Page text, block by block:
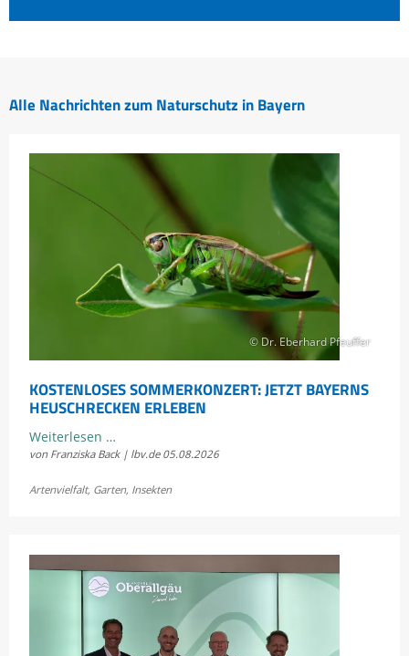
Alle Nachrichten zum Naturschutz in Bayern
© Dr. Eberhard Pfeuffer
KOSTENLOSES SOMMERKONZERT: JETZT BAYERNS
HEUSCHRECKEN ERLEBEN
Weiterlesen …
Sommerkonzert:
Bayerns
von Franziska Back | lbv.de 05.08.2026
Artenvielfalt, Garten, Insekten